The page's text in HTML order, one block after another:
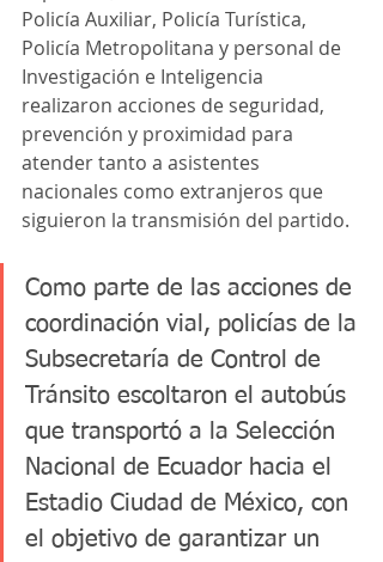
Policía Auxiliar, Policía Turística,
Policía Metropolitana y personal de
Investigación e Inteligencia
realizaron acciones de seguridad,
prevención y proximidad para
atender tanto a asistentes
nacionales como extranjeros que
siguieron la transmisión del partido.
Como parte de las acciones de
coordinación vial, policías de la
Subsecretaría de Control de
Tránsito escoltaron el autobús
que transportó a la Selección
Nacional de Ecuador hacia el
Estadio Ciudad de México, con
el objetivo de garantizar un